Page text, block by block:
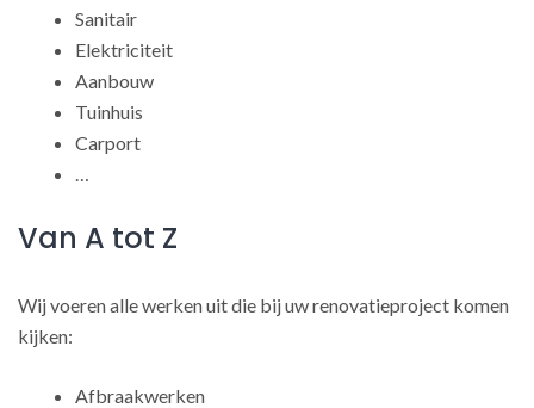
Sanitair
Elektriciteit
Aanbouw
Tuinhuis
Carport
…
Van A tot Z
Wij voeren alle werken uit die bij uw renovatieproject komen
kijken:
Afbraakwerken